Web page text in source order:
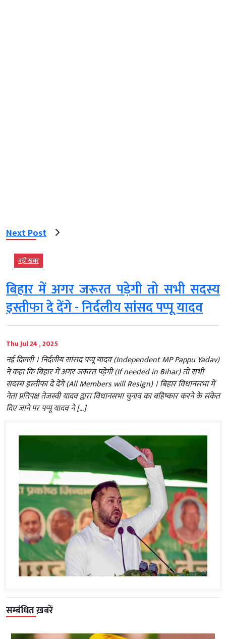
Next Post
बड़ी खबर
बिहार में अगर जरूरत पड़ेगी तो सभी सदस्य
इस्तीफा दे देंगे - निर्दलीय सांसद पप्पू यादव
Thu Jul 24 , 2025
नई दिल्ली । निर्दलीय सांसद पप्पू यादव (Independent MP Pappu Yadav)
ने कहा कि बिहार में अगर जरूरत पड़ेगी (If needed in Bihar) तो सभी
सदस्य इस्तीफा दे देंगे (All Members will Resign) । बिहार विधानसभा में
नेता प्रतिपक्ष तेजस्वी यादव द्वारा विधानसभा चुनाव का बहिष्कार करने के संकेत
दिए जाने पर पप्पू यादव ने […]
सम्बंधित ख़बरें